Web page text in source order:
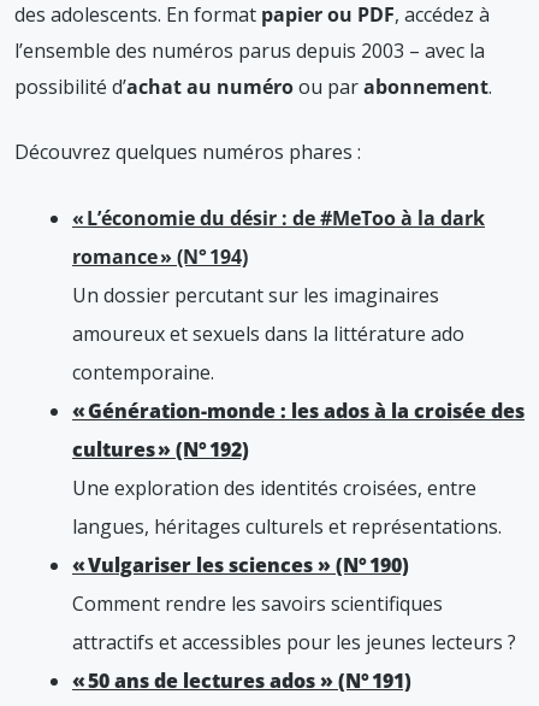
des adolescents. En format papier ou PDF, accédez à
l’ensemble des numéros parus depuis 2003 – avec la
possibilité d’achat au numéroou parabonnement.
Découvrez quelques numéros phares :
« L’économie du désir : de #MeToo à la dark
romance » (N° 194)
Un dossier percutant sur les imaginaires
amoureux et sexuels dans la littérature ado
contemporaine.
« Génération-monde : les ados à la croisée des
cultures » (N° 192)
Une exploration des identités croisées, entre
langues, héritages culturels et représentations.
« Vulgariser les sciences » (N° 190)
Comment rendre les savoirs scientifiques
attractifs et accessibles pour les jeunes lecteurs ?
« 50 ans de lectures ados » (N° 191)